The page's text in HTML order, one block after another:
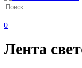
0
Лента